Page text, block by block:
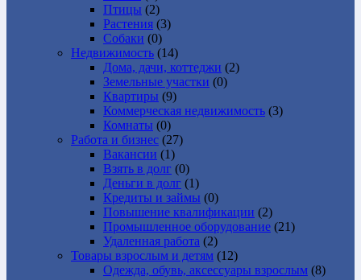
Птицы (2)
Растения (3)
Собаки (0)
Недвижимость (14)
Дома, дачи, коттеджи (2)
Земельные участки (0)
Квартиры (9)
Коммерческая недвижимость (3)
Комнаты (0)
Работа и бизнес (27)
Вакансии (1)
Взять в долг (0)
Деньги в долг (1)
Кредиты и займы (0)
Повышение квалификации (2)
Промышленное оборудование (21)
Удаленная работа (2)
Товары взрослым и детям (12)
Одежда, обувь, аксессуары взрослым (8)